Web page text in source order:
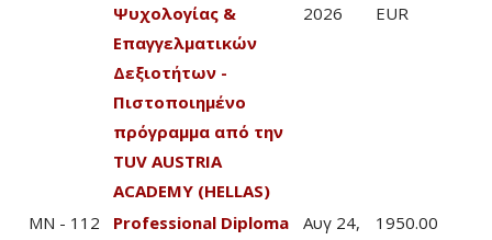
Ψυχολογίας &
Επαγγελματικών
Δεξιοτήτων -
Πιστοποιημένο
πρόγραμμα από την
TUV AUSTRIA
ACADEMY (HELLAS)
2026
EUR
MN - 112
Professional Diploma
Αυγ 24,
1950.00